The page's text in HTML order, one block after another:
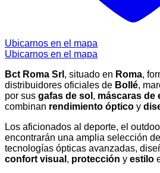
Ubicarnos en el mapa
Ubicarnos en el mapa
Bct Roma Srl , situado en Roma,
distribuidores oficiales de Bollé,
por sus gafas de sol , máscaras de
combinan rendimiento óptico y
Los aficionados al deporte, el
encontrarán una amplia selección
tecnologías ópticas avanzadas,
confort visual , protección y estilo